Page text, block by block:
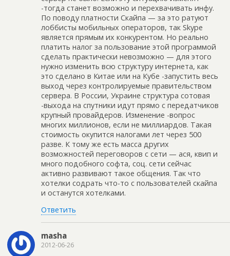
-тогда станет возможно и перехвачивать инфу.
По поводу платности Скайпа — за это ратуют
лоббисты мобильных операторов, так Skype
является прямым их конкурентом. Но реально
платить налог за пользование этой программой
сделать практически невозможно — для этого
нужно изменить всю структуру интернета, как
это сделано в Китае или на Кубе -запустить весь
выход через контролируемые правительством
сервера. В России, Украине структура сотовая
-выхода на спутники идут прямо с передатчиков
крупный провайдеров. Изменение -вопрос
многих миллионов, если не миллиардов. Такая
стоимость окупится налогами лет через 500
разве. К тому же есть масса других
возможностей переговоров с сети — ася, квип и
много подобного софта, соц. сети сейчас
активно развивают такое общения. Так что
хотелки содрать что-то с пользователей скайпа
и останутся хотелками.
Ответить
masha
2012-06-26